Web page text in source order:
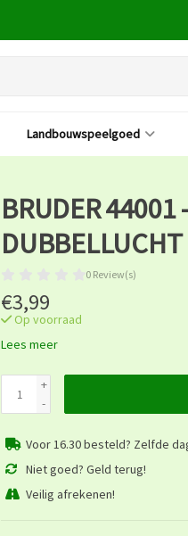
Landbouwspeelgoed
BRUDER 44001
0 Review(s)
€3,99
Op voorraad
Lees meer
+
-
Voor 16.30 besteld? Zelfde
Niet goed? Geld terug!
Veilig afrekenen!